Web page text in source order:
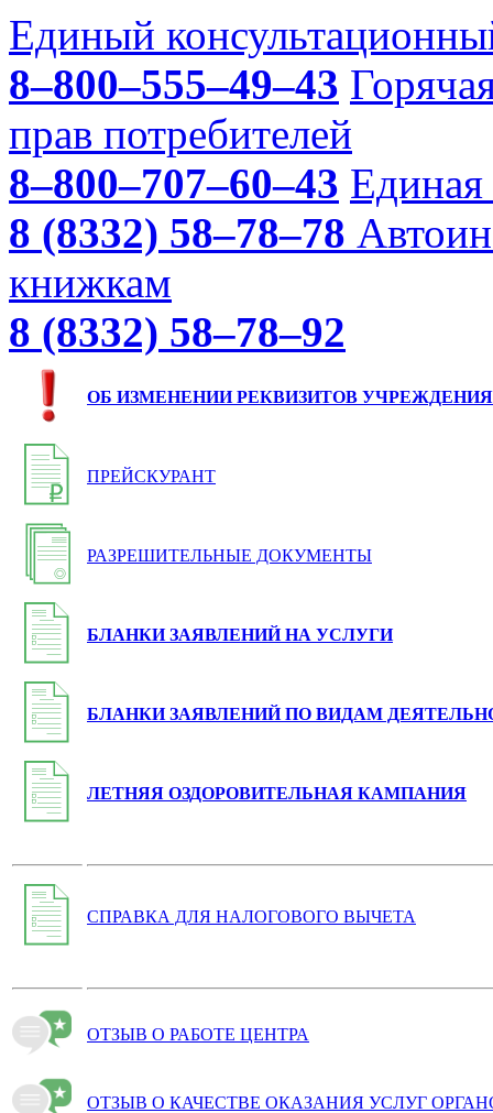
Единый
8–800–555–49–43
прав потребителей
8–800–707–60–43 Единая
8 (8332) 58–78–78
книжкам
8 (8332) 58–78–92
ОБ ИЗМЕНЕНИИ РЕКВИЗИТОВ УЧРЕЖДЕНИЯ
ПРЕЙСКУРАНТ
РАЗРЕШИТЕЛЬНЫЕ ДОКУМЕНТЫ
БЛАНКИ ЗАЯВЛЕНИЙ НА УСЛУГИ
БЛАНКИ ЗАЯВЛЕНИЙ ПО ВИДАМ
ЛЕТНЯЯ ОЗДОРОВИТЕЛЬНАЯ КАМПАНИЯ
СПРАВКА ДЛЯ НАЛОГОВОГО ВЫЧЕТА
ОТЗЫВ О РАБОТЕ ЦЕНТРА
ОТЗЫВ О КАЧЕСТВЕ ОКАЗАНИЯ УСЛУГ